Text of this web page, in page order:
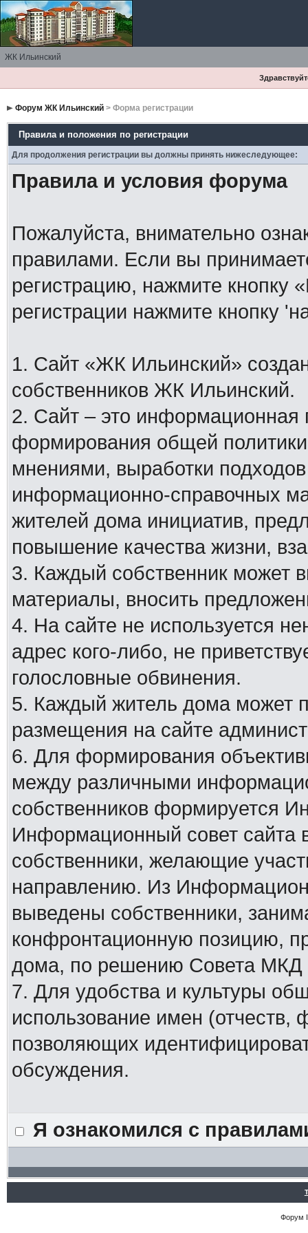
ЖК Ильинский
Форум ЖК Ильинский> Форма регистрации
Правила и положения по регистрации
Для продолжения регистрации вы должны принять нижеследующее:
Правила и условия форума
Пожалуйста, внимательно
правилами. Если вы
регистрацию, нажмите кнопку
регистрации нажмите кнопку
1. Сайт «ЖК Ильинский»
собственников ЖК Ильинский.
2. Сайт – это
формирования общей
мнениями, выработки
информационно-справочных
жителей дома инициатив,
повышение качества жизни,
3. Каждый собственник может
материалы, вносить
4. На сайте не используется
адрес кого-либо, не
голословные обвинения.
5. Каждый житель дома может
размещения на сайте
6. Для формирования
между различными
собственников формируется
Информационный совет сайта
собственники, желающие
направлению. Из
выведены собственники,
конфронтационную позицию,
дома, по решению Совета
7. Для удобства и культуры
использование имен
позволяющих
обсуждения.
Я ознакомился с
Форум